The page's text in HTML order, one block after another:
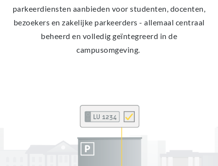
parkeerdiensten aanbieden voor studenten, docenten,
bezoekers en zakelijke parkeerders - allemaal centraal
beheerd en volledig geïntegreerd in de
campusomgeving.